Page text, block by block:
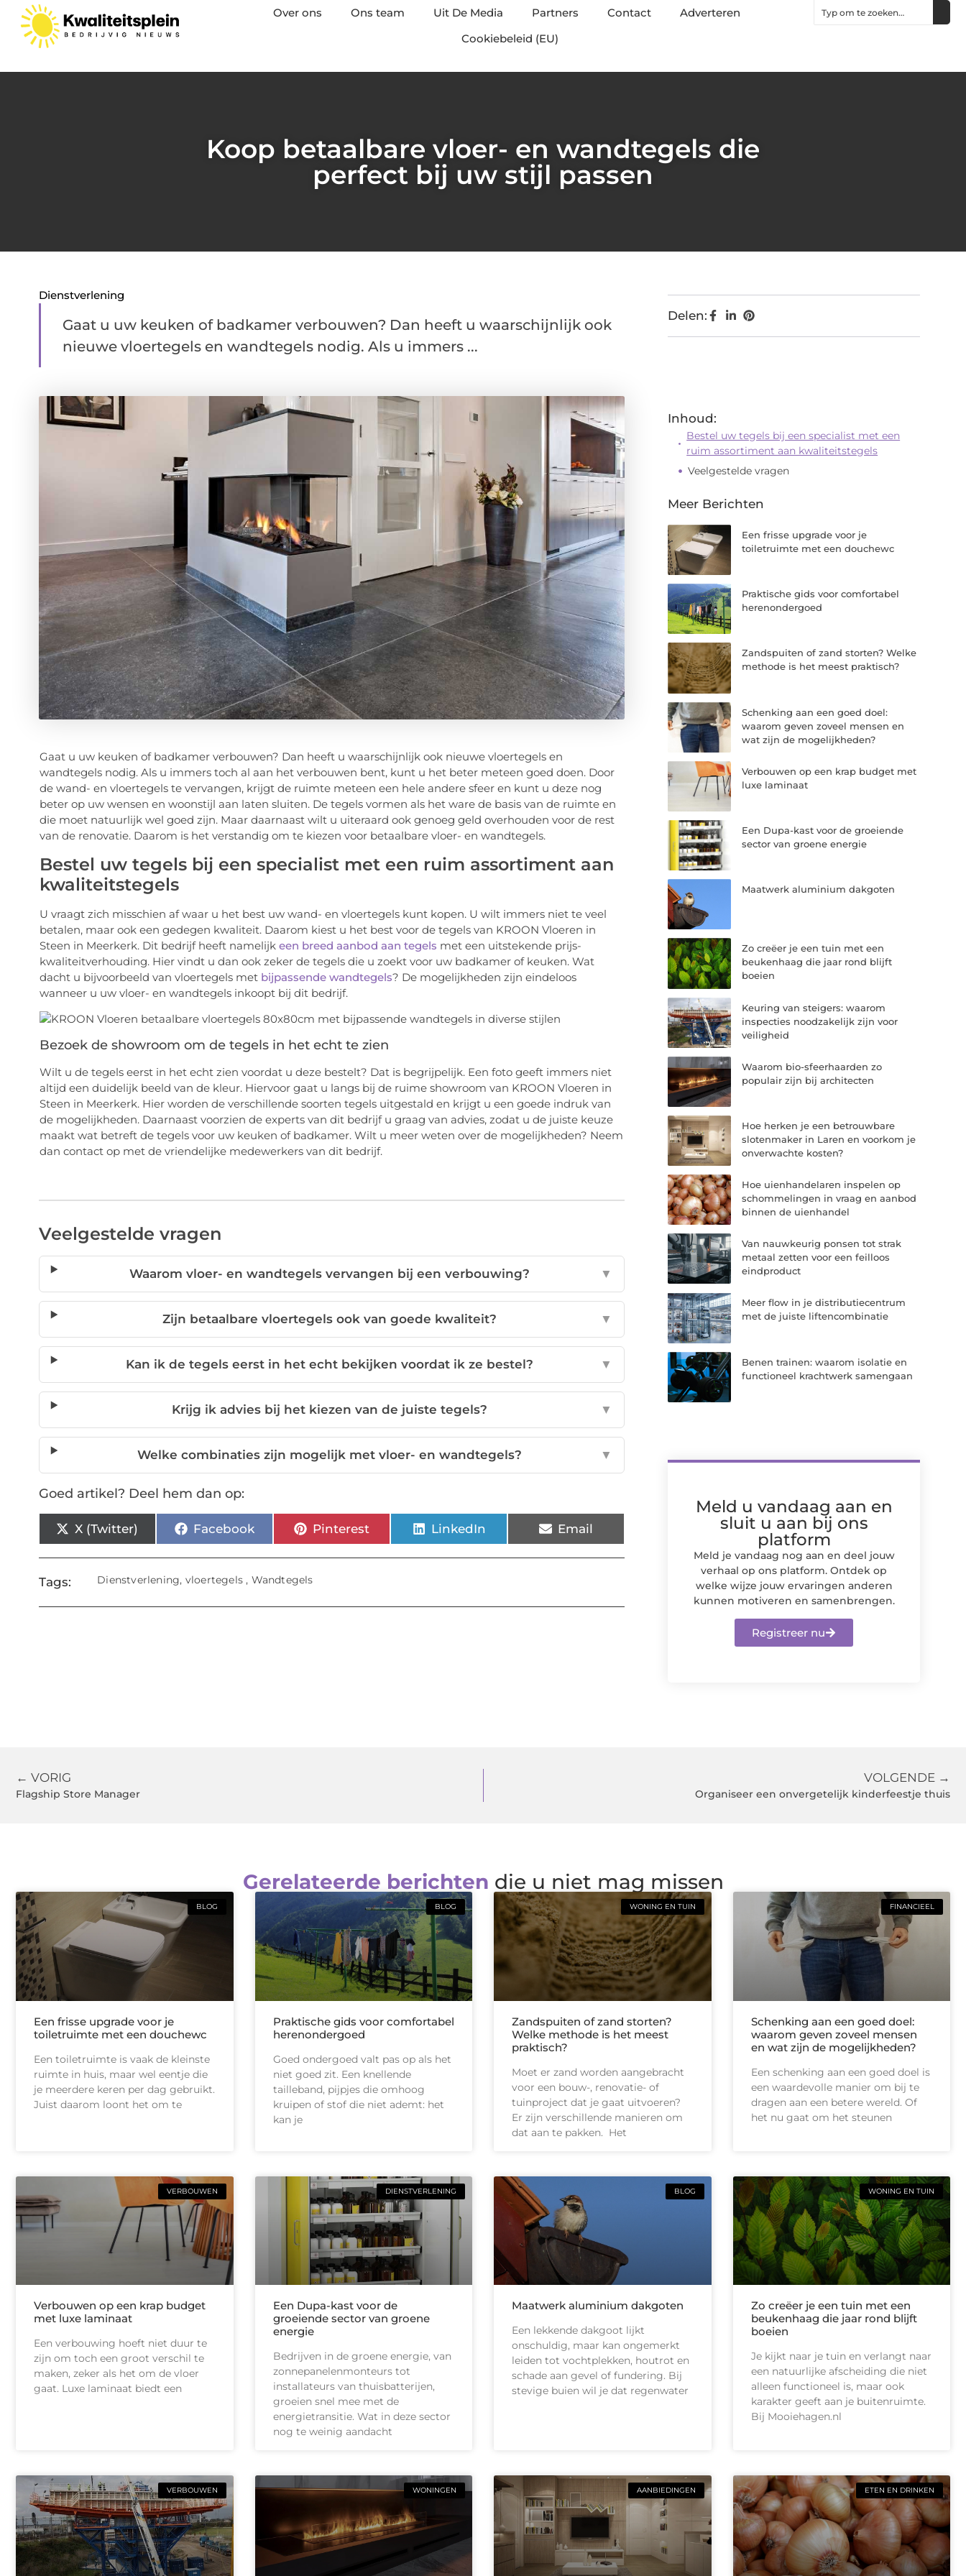
Over ons Ons team Uit De Media Partners Contact
Adverteren
Cookiebeleid (EU)
Koop betaalbare vloer- en wandtegels die
perfect bij uw stijl passen
Dienstverlening
Gaat u uw keuken of badkamer verbouwen? Dan heeft u waarschijnlijk ook
nieuwe vloertegels en wandtegels nodig. Als u immers ...
Gaat u uw keuken of badkamer verbouwen? Dan heeft u waarschijnlijk ook nieuwe vloertegels en
wandtegels nodig. Als u immers toch al aan het verbouwen bent, kunt u het beter meteen goed doen. Door
de wand- en vloertegels te vervangen, krijgt de ruimte meteen een hele andere sfeer en kunt u deze nog
beter op uw wensen en woonstijl aan laten sluiten. De tegels vormen als het ware de basis van de ruimte en
die moet natuurlijk wel goed zijn. Maar daarnaast wilt u uiteraard ook genoeg geld overhouden voor de rest
van de renovatie. Daarom is het verstandig om te kiezen voor betaalbare vloer- en wandtegels.
Bestel uw tegels bij een specialist met een ruim assortiment aan
kwaliteitstegels
U vraagt zich misschien af waar u het best uw wand- en vloertegels kunt kopen. U wilt immers niet te veel
betalen, maar ook een gedegen kwaliteit. Daarom kiest u het best voor de tegels van KROON Vloeren in
Steen in Meerkerk. Dit bedrijf heeft namelijk een breed aanbod aan tegels met een uitstekende prijs-
kwaliteitverhouding. Hier vindt u dan ook zeker de tegels die u zoekt voor uw badkamer of keuken. Wat
dacht u bijvoorbeeld van vloertegels met bijpassende wandtegels? De mogelijkheden zijn eindeloos
wanneer u uw vloer- en wandtegels inkoopt bij dit bedrijf.
Bezoek de showroom om de tegels in het echt te zien
Wilt u de tegels eerst in het echt zien voordat u deze bestelt? Dat is begrijpelijk. Een foto geeft immers niet
altijd een duidelijk beeld van de kleur. Hiervoor gaat u langs bij de ruime showroom van KROON Vloeren in
Steen in Meerkerk. Hier worden de verschillende soorten tegels uitgestald en krijgt u een goede indruk van
de mogelijkheden. Daarnaast voorzien de experts van dit bedrijf u graag van advies, zodat u de juiste keuze
maakt wat betreft de tegels voor uw keuken of badkamer. Wilt u meer weten over de mogelijkheden? Neem
dan contact op met de vriendelijke medewerkers van dit bedrijf.
Veelgestelde vragen
Waarom vloer- en wandtegels vervangen bij een verbouwing? ▼
Zijn betaalbare vloertegels ook van goede kwaliteit? ▼
Kan ik de tegels eerst in het echt bekijken voordat ik ze bestel? ▼
Krijg ik advies bij het kiezen van de juiste tegels? ▼
Welke combinaties zijn mogelijk met vloer- en wandtegels? ▼
Goed artikel? Deel hem dan op:
X (Twitter) Facebook Pinterest LinkedIn Email
Tags: Dienstverlening, vloertegels, Wandtegels
Delen:
Inhoud:
Bestel uw tegels bij een specialist met een
ruim assortiment aan kwaliteitstegels
Veelgestelde vragen
Meer Berichten
Een frisse upgrade voor je
toiletruimte met een douchewc
Praktische gids voor comfortabel
herenondergoed
Zandspuiten of zand storten? Welke
methode is het meest praktisch?
Schenking aan een goed doel:
waarom geven zoveel mensen en
wat zijn de mogelijkheden?
Verbouwen op een krap budget met
luxe laminaat
Een Dupa-kast voor de groeiende
sector van groene energie
Maatwerk aluminium dakgoten
Zo creëer je een tuin met een
beukenhaag die jaar rond blijft
boeien
Keuring van steigers: waarom
inspecties noodzakelijk zijn voor
veiligheid
Waarom bio-sfeerhaarden zo
populair zijn bij architecten
Hoe herken je een betrouwbare
slotenmaker in Laren en voorkom je
onverwachte kosten?
Hoe uienhandelaren inspelen op
schommelingen in vraag en aanbod
binnen de uienhandel
Van nauwkeurig ponsen tot strak
metaal zetten voor een feilloos
eindproduct
Meer flow in je distributiecentrum
met de juiste liftencombinatie
Benen trainen: waarom isolatie en
functioneel krachtwerk samengaan
Meld u vandaag aan en
sluit u aan bij ons
platform
Meld je vandaag nog aan en deel jouw
verhaal op ons platform. Ontdek op
welke wijze jouw ervaringen anderen
kunnen motiveren en samenbrengen.
Registreer nu
← VORIG
Flagship Store Manager
VOLGENDE →
Organiseer een onvergetelijk kinderfeestje thuis
Gerelateerde berichten die u niet mag missen
BLOG
Een frisse upgrade voor je
toiletruimte met een douchewc
Een toiletruimte is vaak de kleinste
ruimte in huis, maar wel eentje die
je meerdere keren per dag gebruikt.
Juist daarom loont het om te
BLOG
Praktische gids voor comfortabel
herenondergoed
Goed ondergoed valt pas op als het
niet goed zit. Een knellende
tailleband, pijpjes die omhoog
kruipen of stof die niet ademt: het
kan je
WONING EN TUIN
Zandspuiten of zand storten?
Welke methode is het meest
praktisch?
Moet er zand worden aangebracht
voor een bouw-, renovatie- of
tuinproject dat je gaat uitvoeren?
Er zijn verschillende manieren om
dat aan te pakken. Het
FINANCIEEL
Schenking aan een goed doel:
waarom geven zoveel mensen
en wat zijn de mogelijkheden?
Een schenking aan een goed doel is
een waardevolle manier om bij te
dragen aan een betere wereld. Of
het nu gaat om het steunen
VERBOUWEN
Verbouwen op een krap budget
met luxe laminaat
Een verbouwing hoeft niet duur te
zijn om toch een groot verschil te
maken, zeker als het om de vloer
gaat. Luxe laminaat biedt een
DIENSTVERLENING
Een Dupa-kast voor de
groeiende sector van groene
energie
Bedrijven in de groene energie, van
zonnepanelenmonteurs tot
installateurs van thuisbatterijen,
groeien snel mee met de
energietransitie. Wat in deze sector
nog te weinig aandacht
BLOG
Maatwerk aluminium dakgoten
Een lekkende dakgoot lijkt
onschuldig, maar kan ongemerkt
leiden tot vochtplekken, houtrot en
schade aan gevel of fundering. Bij
stevige buien wil je dat regenwater
WONING EN TUIN
Zo creëer je een tuin met een
beukenhaag die jaar rond blijft
boeien
Je kijkt naar je tuin en verlangt naar
een natuurlijke afscheiding die niet
alleen functioneel is, maar ook
karakter geeft aan je buitenruimte.
Bij Mooiehagen.nl
VERBOUWEN WONINGEN AANBIEDINGEN ETEN EN DRINKEN